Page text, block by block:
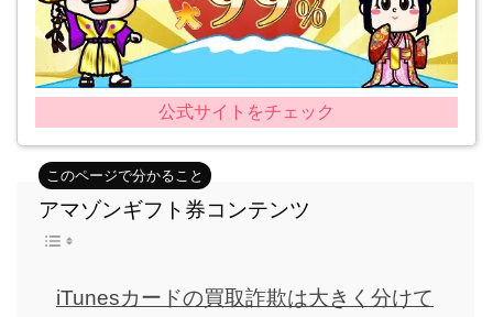
公式サイトをチェック
アマゾンギフト券コンテンツ
iTunesカードの買取詐欺は大きく分けて